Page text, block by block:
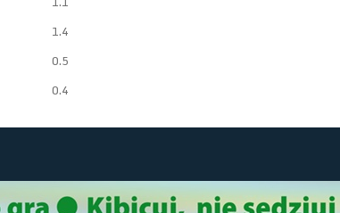
1.4
0.5
0.4